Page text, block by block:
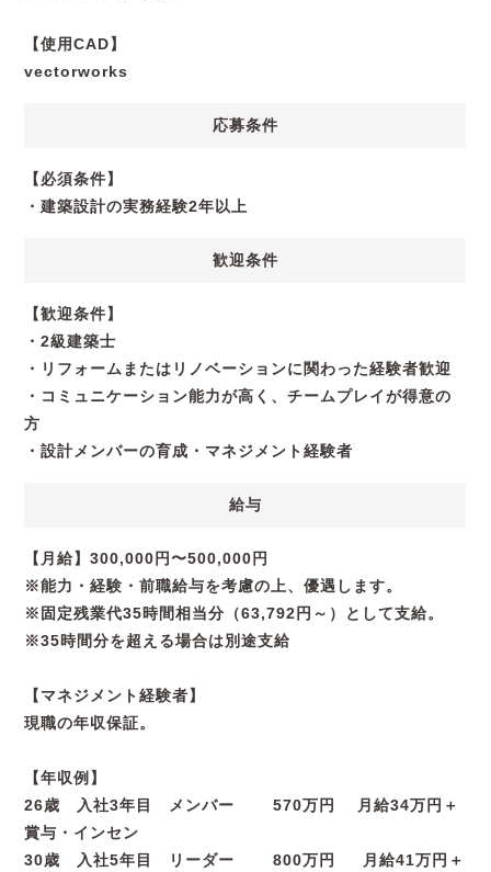
【使用CAD】
vectorworks
応募条件
【必須条件】
・建築設計の実務経験2年以上
歓迎条件
【歓迎条件】
・2級建築士
・リフォームまたはリノベーションに関わった経験者歓迎
・コミュニケーション能力が高く、チームプレイが得意の
方
・設計メンバーの育成・マネジメント経験者
給与
【月給】300,000円〜500,000円
※能力・経験・前職給与を考慮の上、優遇します。
※固定残業代35時間相当分（63,792円～）として支給。
※35時間分を超える場合は別途支給
【マネジメント経験者】
現職の年収保証。
【年収例】
26歳 入社3年目 メンバー 570万円 月給34万円＋
賞与・インセン
30歳 入社5年目 リーダー 800万円 月給41万円＋